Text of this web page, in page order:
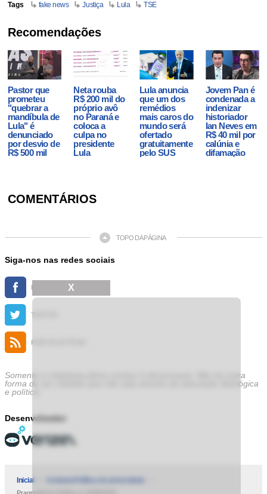
Tags fake news Justiça Lula TSE
Recomendações
Pastor que
prometeu
"quebrar a
mandíbula de
Lula" é
denunciado
por desvio de
R$ 500 mil
Neta rouba
R$ 200 mil do
próprio avô
no Paraná e
coloca a
culpa no
presidente
Lula
Lula anuncia
que um dos
remédios
mais caros do
mundo será
ofertado
gratuitamente
pelo SUS
Jovem Pan é
condenada a
indenizar
historiador
Ian Neves em
R$ 40 mil por
calúnia e
difamação
COMENTÁRIOS
TOPO DA PÁGINA
Siga-nos nas redes sociais
TWITTER
FEED DE NOTÍCIAS
Somente a cidadania plena conduz à democracia. Não há outra
forma de ser cidadão que não seja através da educação ideológica
e política.
Desenvolvedor
Inicial
X